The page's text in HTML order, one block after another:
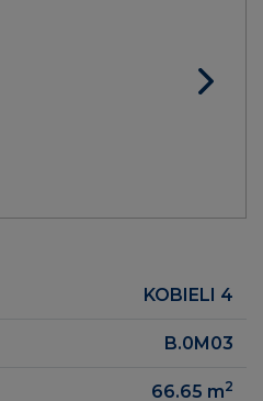
KOBIELI 4
B.0M03
66.65 m2